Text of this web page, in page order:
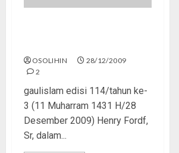
OSOLIHIN
28/12/2009
2
gaulislam edisi 114/tahun ke-
3 (11 Muharram 1431 H/28
Desember 2009) Henry Fordf,
Sr, dalam...